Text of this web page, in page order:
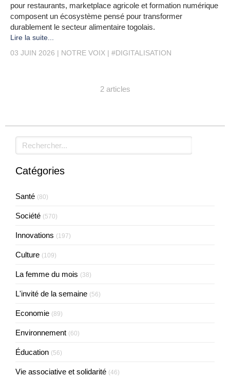
pour restaurants, marketplace agricole et formation numérique
composent un écosystème pensé pour transformer
durablement le secteur alimentaire togolais.
Lire la suite...
03 JUIN 2026
NOTRE VOIX #DIGITALISATION
2 articles
Rechercher
Catégories
Santé (80)
Société (570)
Innovations (197)
Culture (109)
La femme du mois (38)
L'invité de la semaine (56)
Economie (89)
Environnement (60)
Éducation (56)
Vie associative et solidarité (46)